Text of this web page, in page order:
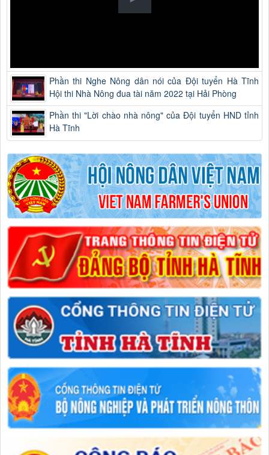
Phần thi Nghe Nông dân nói của Đội tuyển Hà Tĩnh
Hội thi Nhà Nông đua tài năm 2022 tại Hải Phòng
Phần thi "Lời chào nhà nông" của Đội tuyển HND tỉnh
Hà Tĩnh